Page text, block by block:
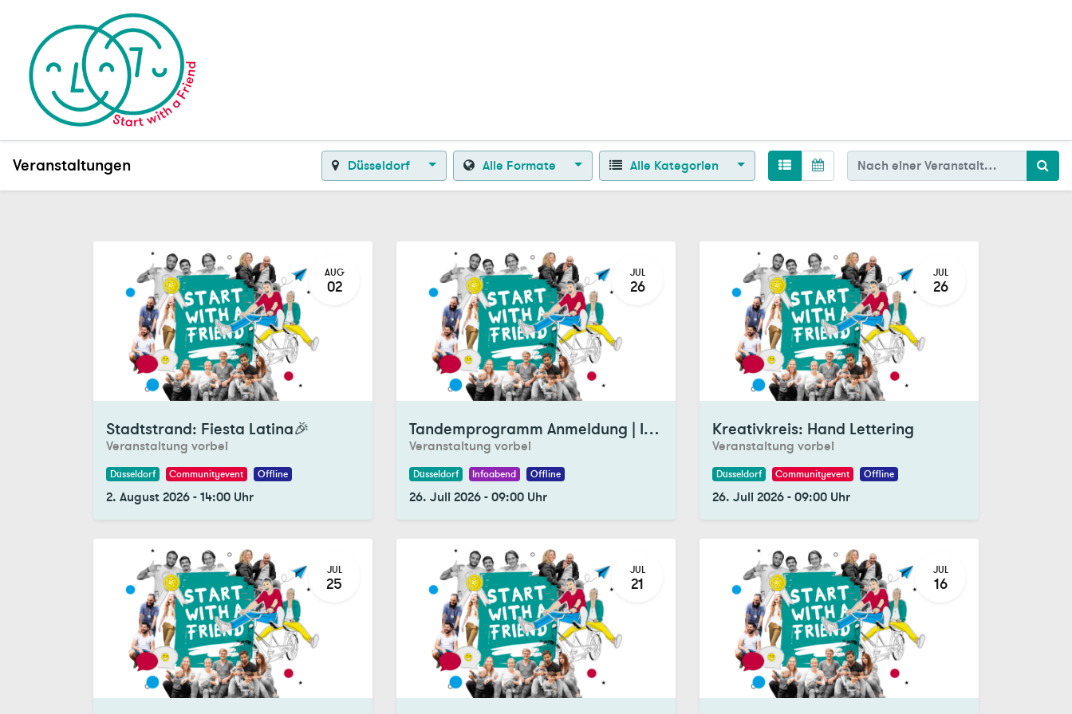
Veranstaltungen Düsseldorf Alle Formate Alle Kategorien
AUG
02
Stadtstrand: Fiesta Latina🎉
Veranstaltung vorbei
Düsseldorf Communityevent Offline
2. August 2026-14:00 Uhr
JUL
26
Tandemprogramm Anmeldung | Infomittag Juli
Veranstaltung vorbei
Düsseldorf Infoabend Offline
26. Juli 2026-09:00 Uhr
JUL
26
Kreativkreis: Hand Lettering
Veranstaltung vorbei
Düsseldorf Communityevent Offline
26. Juli 2026-09:00 Uhr
JUL
25
JUL
21
JUL
16